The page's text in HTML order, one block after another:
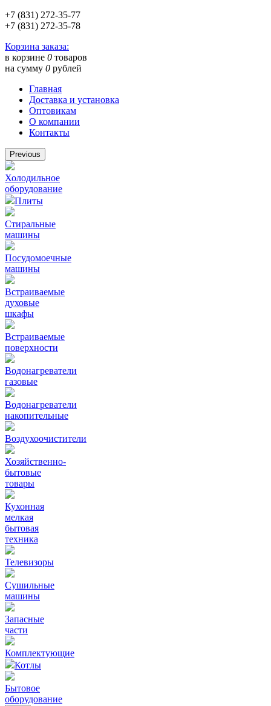
+7 (831) 272-35-77
+7 (831) 272-35-78
Корзина заказа:
в корзине 0 товаров
на сумму 0 рублей
Главная
Доставка и установка
Оптовикам
О компании
Контакты
Previous
Холодильное
оборудование
Плиты
Стиральные
машины
Посудомоечные
машины
Встраиваемые
духовые
шкафы
Встраиваемые
поверхности
Водонагреватели
газовые
Водонагреватели
накопительные
Воздухоочистители
Хозяйственно-
бытовые
товары
Кухонная
мелкая
бытовая
техника
Телевизоры
Сушильные
машины
Запасные
части
Комплектующие
Котлы
Бытовое
оборудование